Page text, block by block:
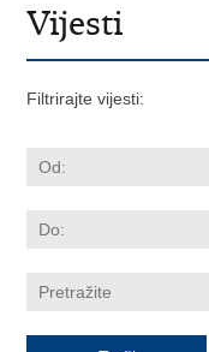
Vijesti
Filtrirajte vijesti: